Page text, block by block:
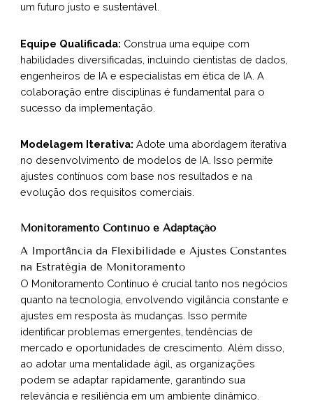
um futuro justo e sustentável.
Equipe Qualificada: Construa uma equipe com
habilidades diversificadas, incluindo cientistas de dados,
engenheiros de IA e especialistas em ética de IA. A
colaboração entre disciplinas é fundamental para o
sucesso da implementação.
Modelagem Iterativa: Adote uma abordagem iterativa
no desenvolvimento de modelos de IA. Isso permite
ajustes contínuos com base nos resultados e na
evolução dos requisitos comerciais.
Monitoramento Contínuo e Adaptação
A Importância da Flexibilidade e Ajustes Constantes
na Estratégia de Monitoramento
O Monitoramento Contínuo é crucial tanto nos negócios
quanto na tecnologia, envolvendo vigilância constante e
ajustes em resposta às mudanças. Isso permite
identificar problemas emergentes, tendências de
mercado e oportunidades de crescimento. Além disso,
ao adotar uma mentalidade ágil, as organizações
podem se adaptar rapidamente, garantindo sua
relevância e resiliência em um ambiente dinâmico.